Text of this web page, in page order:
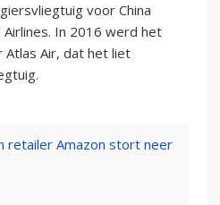
voor China
Airlines. In 2016 werd het
Air, dat het liet
retailer Amazon stort neer